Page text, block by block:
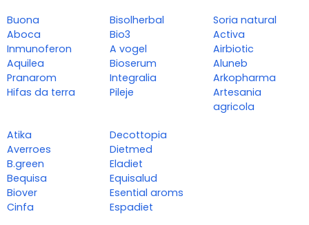
Buona
Aboca
Inmunoferon
Aquilea
Pranarom
Hifas da terra
Bisolherbal
Bio3
A vogel
Bioserum
Integralia
Pileje
Soria natural
Activa
Airbiotic
Aluneb
Arkopharma
Artesania
agricola
Atika
Averroes
B.green
Bequisa
Biover
Cinfa
Decottopia
Dietmed
Eladiet
Equisalud
Esential aroms
Espadiet